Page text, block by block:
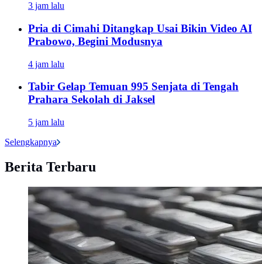
3 jam lalu
Pria di Cimahi Ditangkap Usai Bikin Video AI
Prabowo, Begini Modusnya
4 jam lalu
Tabir Gelap Temuan 995 Senjata di Tengah
Prahara Sekolah di Jaksel
5 jam lalu
Selengkapnya
Berita Terbaru